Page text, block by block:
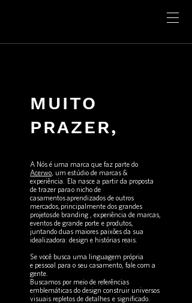
MUITO
PRAZER,
A Nós é uma marca que faz parte do
Acerwo , um estúdio de marcas &
experiência. Ela nasce a partir da proposta
de trazer parao nicho de
casamentosaprendizados de outros
mercados, principalmente dos grandes
projetosde branding , experiência de marcas,
eventos de grande porte e produtos,
juntando duas maiores paixões da sua
idealizadora: design e histórias reais.
Se você busca uma linguagem própria
e pessoal para o seu casamento, fale com a
gente.
Buscamos por meio de referências
emblemáticas do design construir universos
visuais repletos de detalhes e significado.